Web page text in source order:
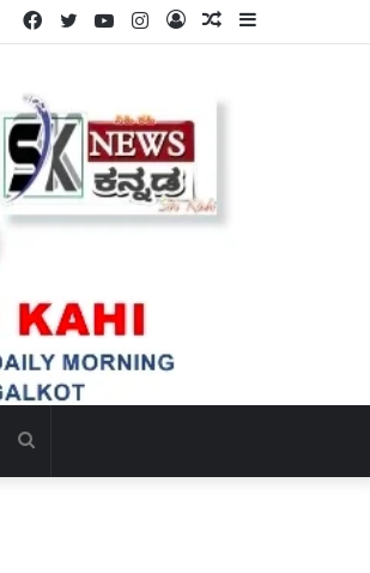
Sidebar
Random
Log
Instagram
YouTube
Twitter
Facebook
Search